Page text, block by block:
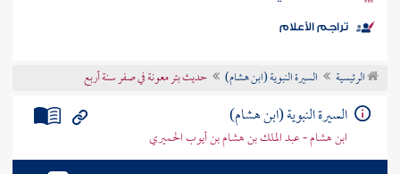
موضوعي
تراجم الأعلام
الرئيسية السيرة النبوية (ابن هشام) حديث بئر معونة في صفر سنة أربع
السيرة النبوية (ابن هشام)
ابن هشام - عبد الملك بن هشام بن أيوب الحميري